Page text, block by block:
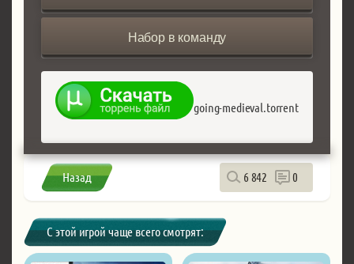
Набор в команду
going-medieval.torrent
Назад 6 842 0
С этой игрой чаще всего смотрят: